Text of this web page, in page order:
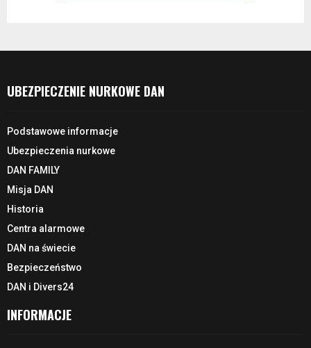
UBEZPIECZENIE NURKOWE DAN
Podstawowe informacje
Ubezpieczenia nurkowe
DAN FAMILY
Misja DAN
Historia
Centra alarmowe
DAN na świecie
Bezpieczeństwo
DAN i Divers24
INFORMACJE